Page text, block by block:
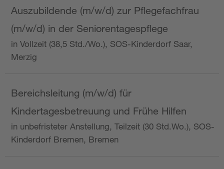
Auszubildende (m/w/d) zur Pflegefachfrau
(m/w/d) in der Seniorentagespflege
in Vollzeit (38,5 Std./Wo.), SOS-Kinderdorf Saar,
Merzig
Bereichsleitung (m/w/d) für
Kindertagesbetreuung und Frühe Hilfen
in unbefristeter Anstellung, Teilzeit (30 Std.Wo.), SOS-
Kinderdorf Bremen, Bremen